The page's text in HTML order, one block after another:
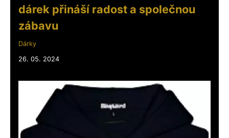
dárek přináší radost a společnou
zábavu
Dárky
26. 05. 2024